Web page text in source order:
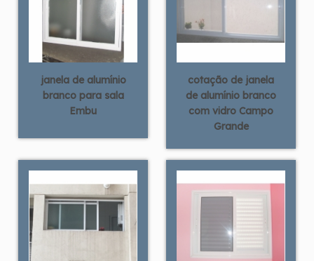
janela de alumínio
branco para sala
Embu
cotação de janela
de alumínio branco
com vidro Campo
Grande